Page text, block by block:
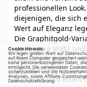
professionellen
diejenigen, die sich
Wert auf Eleganz
Die Graphitgold-
gewagtere Wahl
Hauch von Luxus.
goldenen Farbe ist
auffallen und einen
Cookie Hinweis:
Wir legen großen Wert auf
auf Ihrem Computer gespeichert
keine personenbezogenen Daten,
ermöglicht. Die verwendeten
sicherzustellen und die
Analysen, sowie Affiliate-
Datenschutzerklärung